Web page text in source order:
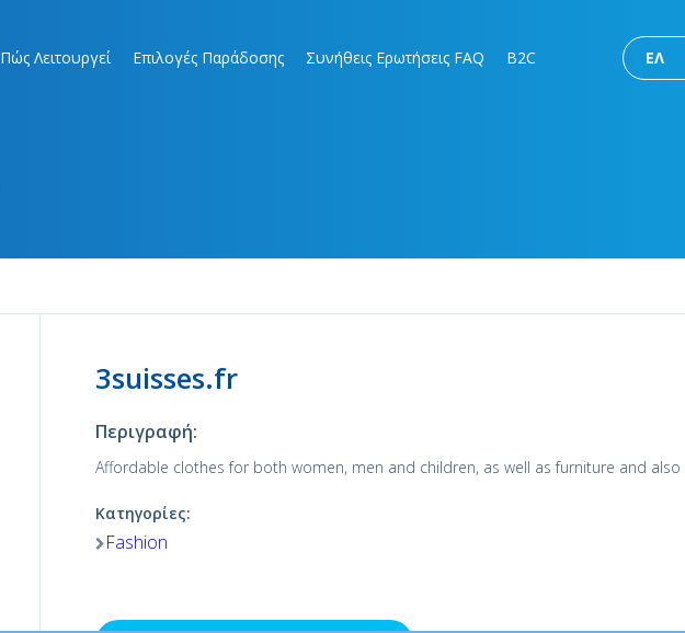
Πώς Λειτουργεί Επιλογές Παράδοσης Συνήθεις Ερωτήσεις FAQ B2C ΕΛ
3suisses.fr
Περιγραφή:
Affordable clothes for both women, men and children, as well as furniture and
Κατηγορίες:
Fashion